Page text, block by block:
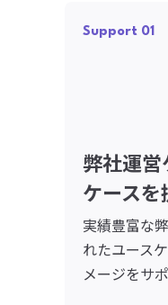
Support 01
弊社運営
ケースを
実績豊富な
れたユース
メージをサ